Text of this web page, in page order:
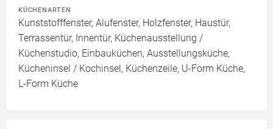
KÜCHENARTEN
Kunststofffenster, Alufenster, Holzfenster, Haustür,
Terrassentür, Innentür, Küchenausstellung /
Küchenstudio, Einbauküchen, Ausstellungsküche,
Kücheninsel / Kochinsel, Küchenzeile, U-Form Küche,
L-Form Küche